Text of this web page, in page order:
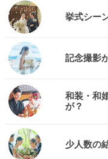
挙式シー
記念撮影
和装・和
が？
少人数の